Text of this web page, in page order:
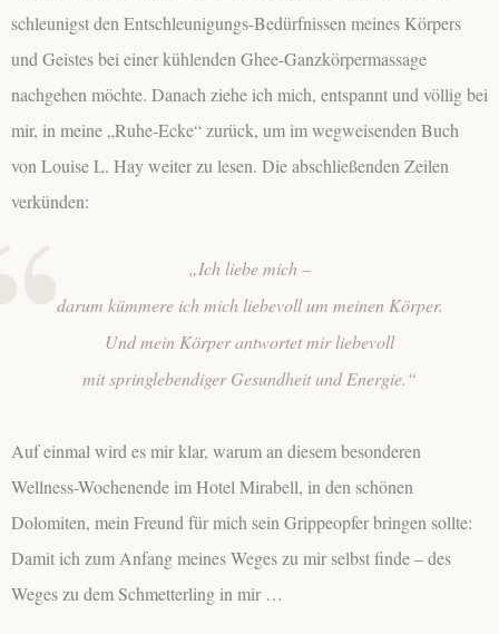
schleunigst den Entschleunigungs-Bedürfnissen meines Körpers
und Geistes bei einer kühlenden Ghee-Ganzkörpermassage
nachgehen möchte. Danach ziehe ich mich, entspannt und völlig bei
mir, in meine „Ruhe-Ecke“ zurück, um im wegweisenden Buch
von Louise L. Hay weiter zu lesen. Die abschließenden Zeilen
verkünden:
„Ich liebe mich –
darum kümmere ich mich liebevoll um meinen Körper.
Und mein Körper antwortet mir liebevoll
mit springlebendiger Gesundheit und Energie.“
Auf einmal wird es mir klar, warum an diesem besonderen
Wellness-Wochenende im Hotel Mirabell, in den schönen
Dolomiten, mein Freund für mich sein Grippeopfer bringen sollte:
Damit ich zum Anfang meines Weges zu mir selbst finde – des
Weges zu dem Schmetterling in mir …